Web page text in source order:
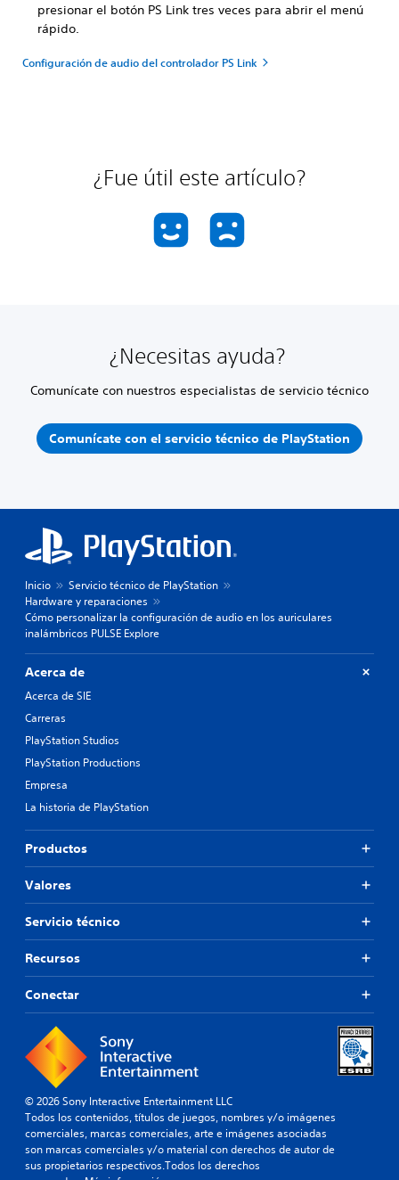
presionar el botón PS Link tres veces para abrir el menú
rápido.
Configuración de audio del controlador PS Link
¿Fue útil este artículo?
¿Necesitas ayuda?
Comunícate con nuestros especialistas de servicio técnico
Comunícate con el servicio técnico de PlayStation
Inicio
Servicio técnico de PlayStation
Hardware y reparaciones
Cómo personalizar la configuración de audio en los auriculares
inalámbricos PULSE Explore
Acerca de
Acerca de SIE
Carreras
PlayStation Studios
PlayStation Productions
Empresa
La historia de PlayStation
Productos
Valores
Servicio técnico
Recursos
Conectar
© 2026 Sony Interactive Entertainment LLC
Todos los contenidos, títulos de juegos, nombres y/o imágenes
comerciales, marcas comerciales, arte e imágenes asociadas
son marcas comerciales y/o material con derechos de autor de
sus propietarios respectivos.Todos los derechos